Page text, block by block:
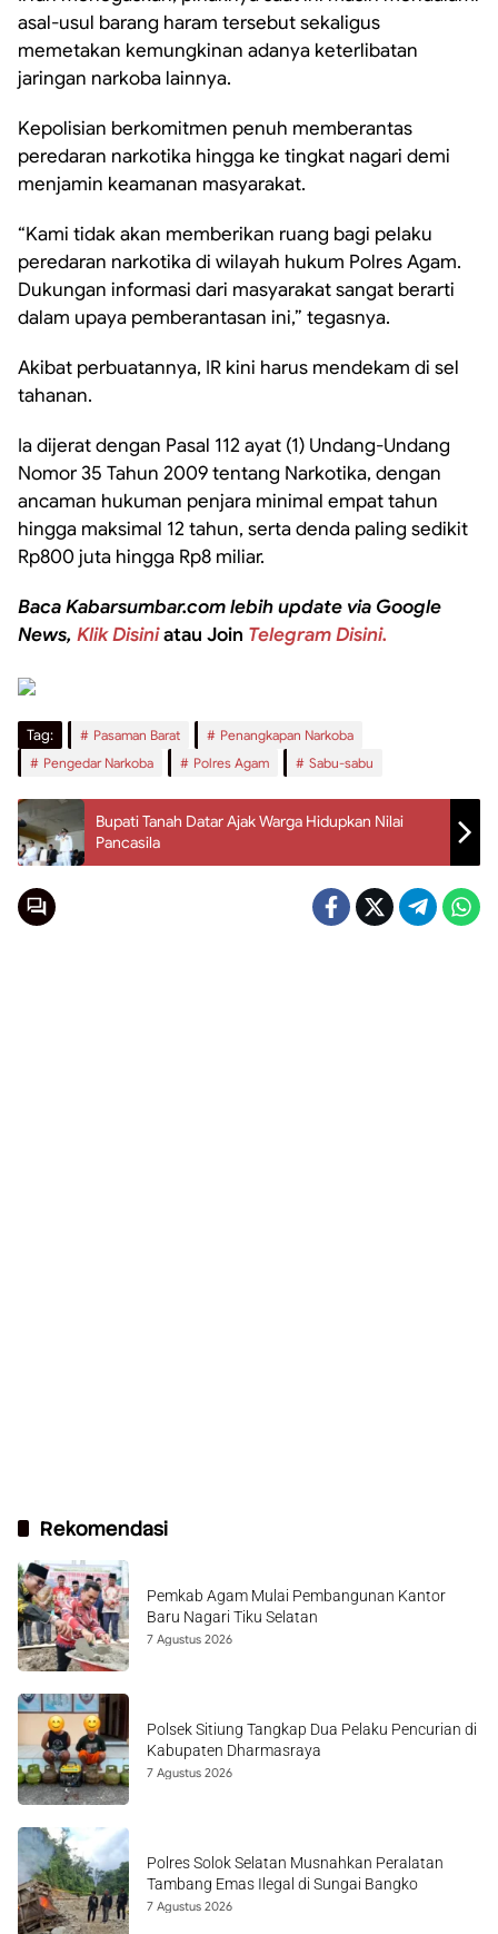
asal-usul barang haram tersebut sekaligus
memetakan kemungkinan adanya keterlibatan
jaringan narkoba lainnya.
Kepolisian berkomitmen penuh memberantas
peredaran narkotika hingga ke tingkat nagari demi
menjamin keamanan masyarakat.
“Kami tidak akan memberikan ruang bagi pelaku
peredaran narkotika di wilayah hukum Polres Agam.
Dukungan informasi dari masyarakat sangat berarti
dalam upaya pemberantasan ini,” tegasnya.
Akibat perbuatannya, IR kini harus mendekam di sel
tahanan.
Ia dijerat dengan Pasal 112 ayat (1) Undang-Undang
Nomor 35 Tahun 2009 tentang Narkotika, dengan
ancaman hukuman penjara minimal empat tahun
hingga maksimal 12 tahun, serta denda paling sedikit
Rp800 juta hingga Rp8 miliar.
Baca Kabarsumbar.com lebih update via Google
News, Klik Disiniatau Join Telegram Disini.
Tag: Pasaman Barat
Penangkapan Narkoba
Pengedar Narkoba
Polres Agam Sabu-sabu
Bupati Tanah Datar Ajak Warga Hidupkan Nilai
Pancasila
Rekomendasi
Pemkab Agam Mulai Pembangunan Kantor
Baru Nagari Tiku Selatan
7 Agustus 2026
Polsek Sitiung Tangkap Dua Pelaku Pencurian di
Kabupaten Dharmasraya
7 Agustus 2026
Polres Solok Selatan Musnahkan Peralatan
Tambang Emas Ilegal di Sungai Bangko
7 Agustus 2026